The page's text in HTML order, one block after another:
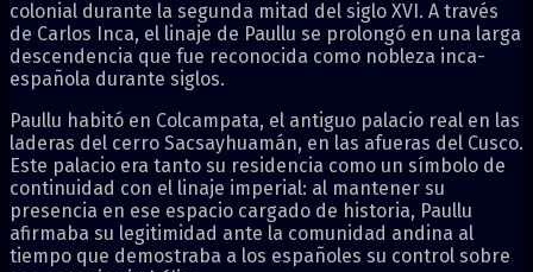
colonial durante la segunda mitad del siglo XVI. A través
de Carlos Inca, el linaje de Paullu se prolongó en una larga
descendencia que fue reconocida como nobleza inca-
española durante siglos.
Paullu habitó en Colcampata, el antiguo palacio real en las
laderas del cerro Sacsayhuamán, en las afueras del Cusco.
Este palacio era tanto su residencia como un símbolo de
continuidad con el linaje imperial: al mantener su
presencia en ese espacio cargado de historia, Paullu
afirmaba su legitimidad ante la comunidad andina al
tiempo que demostraba a los españoles su control sobre